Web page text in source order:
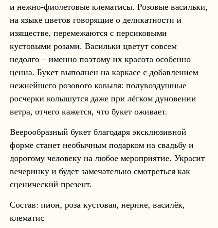
и нежно-фиолетовые клематисы. Розовые васильки,
на языке цветов говорящие о деликатности и
изяществе, перемежаются с персиковыми
кустовыми розами. Васильки цветут совсем
недолго – именно поэтому их красота особенно
ценна. Букет выполнен на каркасе с добавлением
нежнейшего розового ковыля: полувоздушные
росчерки колышутся даже при лёгком дуновении
ветра, отчего кажется, что букет оживает.
Веерообразный букет благодаря эксклюзивной
форме станет необычным подарком на свадьбу и
дорогому человеку на любое мероприятие. Украсит
вечеринку и будет замечательно смотреться как
сценический презент.
Состав: пион, роза кустовая, нерине, василёк,
клематис